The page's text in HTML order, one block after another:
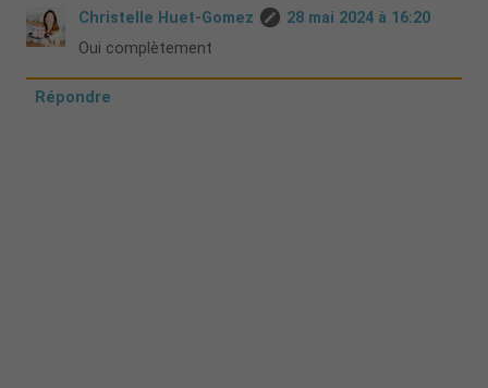
Christelle Huet-Gomez
28 mai 2024 à 16:20
Oui complètement
Répondre